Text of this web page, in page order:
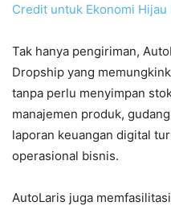
Credit untuk Ekonomi Hijau
Tak hanya pengiriman,
Dropship yang
tanpa perlu menyimpan
manajemen produk,
laporan keuangan digital
operasional bisnis.
AutoLaris juga